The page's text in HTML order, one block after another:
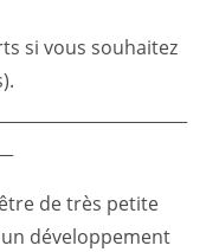
si vous souhaitez
de très petite
développement